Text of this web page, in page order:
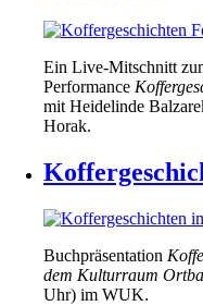
Ein Live-Mitschnitt
Performance
mit Heidelinde
Horak.
Buchpräsentation
dem Kulturraum
Uhr) im WUK.